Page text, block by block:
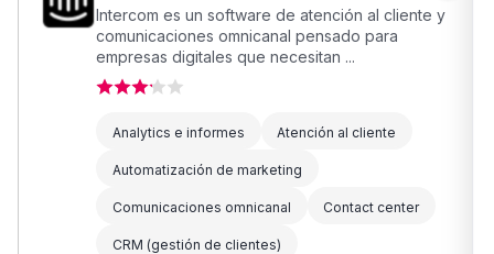
Intercom es un software de atención al cliente y
comunicaciones omnicanal pensado para
empresas digitales que necesitan ...
Analytics e informes Atención al cliente
Automatización de marketing
Comunicaciones omnicanal Contact center
CRM (gestión de clientes)